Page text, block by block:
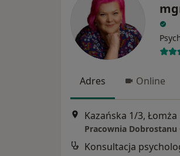
Adres Online
Kazańska 1/3, Łomża
Pracownia Dobrostanu
Konsultacja